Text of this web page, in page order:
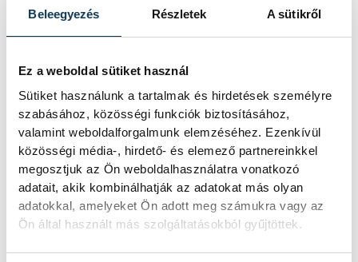
Beleegyezés Részletek A sütikről
Ez a weboldal sütiket használ
Sütiket használunk a tartalmak és hirdetések személyre
szabásához, közösségi funkciók biztosításához,
valamint weboldalforgalmunk elemzéséhez. Ezenkívül
közösségi média-, hirdető- és elemező partnereinkkel
megosztjuk az Ön weboldalhasználatra vonatkozó
adatait, akik kombinálhatják az adatokat más olyan
adatokkal, amelyeket Ön adott meg számukra vagy az
Ön által használt más szolgáltatásokból gyűjtöttek.
A lefújást követően a veszprémiek trénere,
Pető Tamás lapunk megkeresésére azt
pozíciója egyáltalán nem tükrözi a csapat
teljesítményét: a házigazda szervezetten, jól
futballozott, nehéz feladat volt felülmúlni. A
vezetőedző a kapus Kemenes Botond
teljesítményét külön is méltatta.